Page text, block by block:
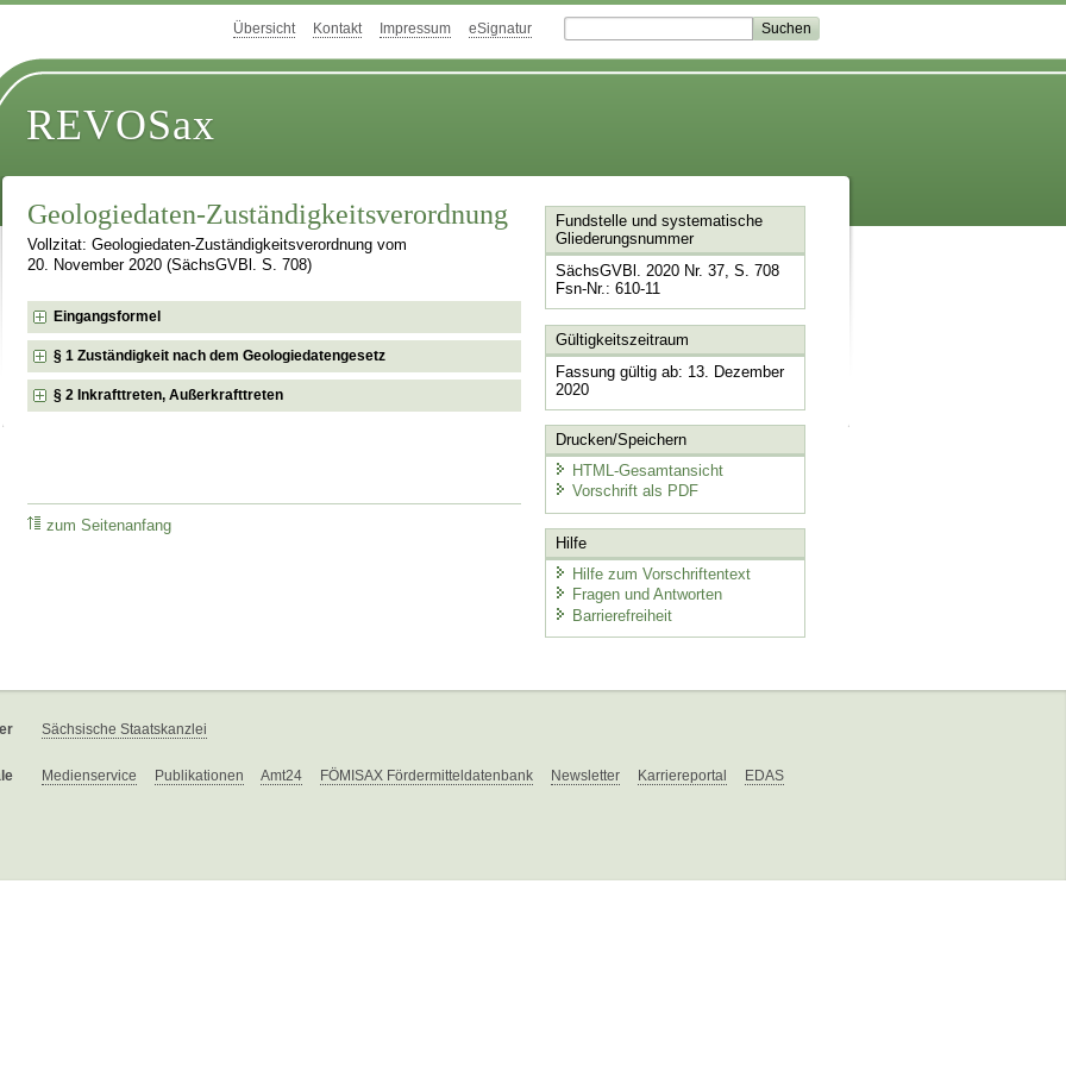
Übersicht Kontakt Impressum eSignatur
REVOSax
Geologiedaten-Zuständigkeitsverordnung
Vollzitat: Geologiedaten-Zuständigkeitsverordnung vom
20. November 2020 (SächsGVBl. S. 708)
Eingangsformel
§ 1 Zuständigkeit nach dem Geologiedatengesetz
§ 2 Inkrafttreten, Außerkrafttreten
zum Seitenanfang
Fundstelle und systematische
Gliederungsnummer
SächsGVBl. 2020 Nr. 37, S. 708
Fsn-Nr.: 610-11
Gültigkeitszeitraum
Fassung gültig ab: 13. Dezember
2020
Drucken/Speichern
HTML-Gesamtansicht
Vorschrift als PDF
Hilfe
Hilfe zum Vorschriftentext
Fragen und Antworten
Barrierefreiheit
Sächsische Staatskanzlei
Medienservice Publikationen Amt24 FÖMISAX Fördermitteldatenbank Newsletter Karriereportal EDAS